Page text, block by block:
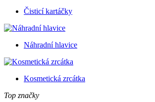
Čisticí kartáčky
Náhradní hlavice
Kosmetická zrcátka
Top značky